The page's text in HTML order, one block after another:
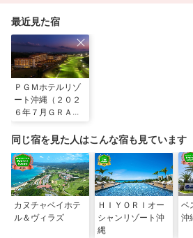
最近見た宿
ＰＧＭホテルリゾ
ート沖縄（２０２
６年７月ＧＲＡＮ
同じ宿を見た人はこんな宿も見ています
カヌチャベイホテ
ル＆ヴィラズ
ＨＩＹＯＲＩオー
シャンリゾート沖
縄
ベ
沖